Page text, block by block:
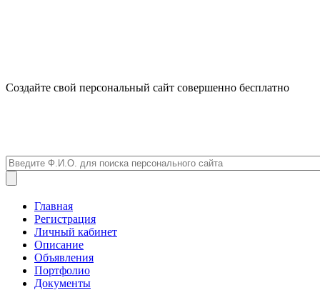
Создайте свой персональный сайт совершенно бесплатно
Главная
Регистрация
Личный кабинет
Описание
Объявления
Портфолио
Документы